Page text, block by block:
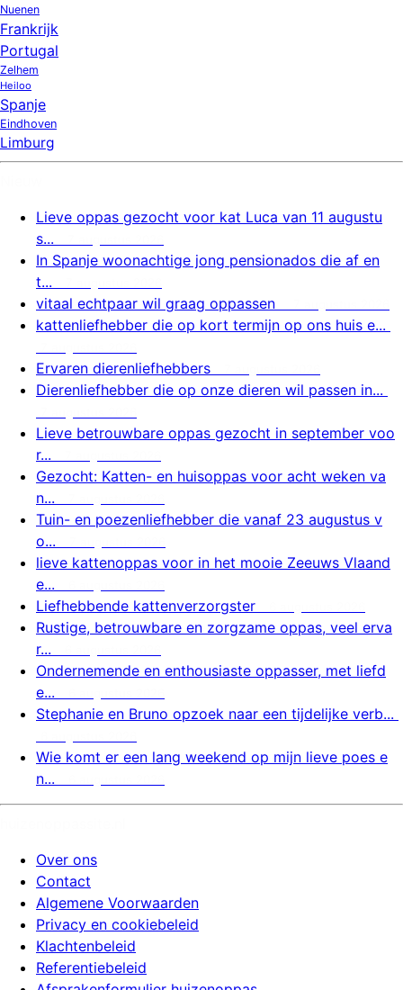
Nuenen
Frankrijk
Portugal
Zelhem
Heiloo
Spanje
Eindhoven
Limburg
Lieve oppas gezocht voor kat Luca van 11 augustu
s...
In Spanje woonachtige jong pensionados die af en
t...
vitaal echtpaar wil graag oppassen
kattenliefhebber die op kort termijn op ons huis e...
Ervaren dierenliefhebbers
Dierenliefhebber die op onze dieren wil passen in...
Lieve betrouwbare oppas gezocht in september voo
r...
Gezocht: Katten- en huisoppas voor acht weken va
n...
Tuin- en poezenliefhebber die vanaf 23 augustus v
o...
lieve kattenoppas voor in het mooie Zeeuws Vlaand
e...
Liefhebbende kattenverzorgster
Rustige, betrouwbare en zorgzame oppas, veel erva
r...
Ondernemende en enthousiaste oppasser, met liefd
e...
Stephanie en Bruno opzoek naar een tijdelijke verb...
Wie komt er een lang weekend op mijn lieve poes e
n...
Over ons
Contact
Algemene Voorwaarden
Privacy en cookiebeleid
Klachtenbeleid
Referentiebeleid